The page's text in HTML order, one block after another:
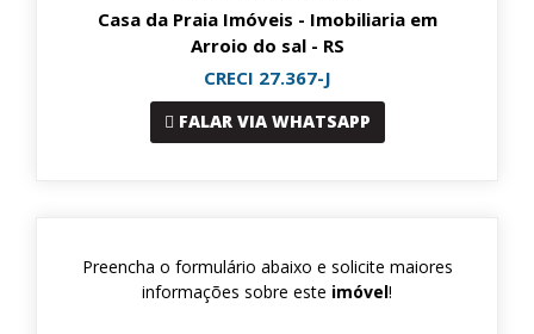
Casa da Praia Imóveis - Imobiliaria em
Arroio do sal - RS
CRECI 27.367-J
FALAR VIA WHATSAPP
Preencha o formulário abaixo e solicite maiores
informações sobre este imóvel!